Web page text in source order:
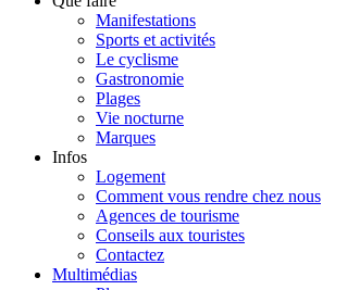
Manifestations
Sports et activités
Le cyclisme
Gastronomie
Plages
Vie nocturne
Marques
Infos
Logement
Comment vous rendre chez nous
Agences de tourisme
Conseils aux touristes
Contactez
Multimédias